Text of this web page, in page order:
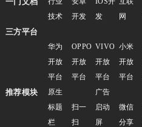
技术
开发
发
网
三方平台
华为
开放
平台
OPPO
开放
平台
VIVO
开放
平台
小米
开放
平台
推荐模块
原生
标题
栏
扫一
扫
广告
启动
屏
微信
分享